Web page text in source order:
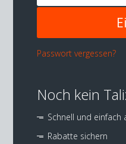
Passwort vergessen?
Noch kein
Schnell und einfach
Rabatte sichern